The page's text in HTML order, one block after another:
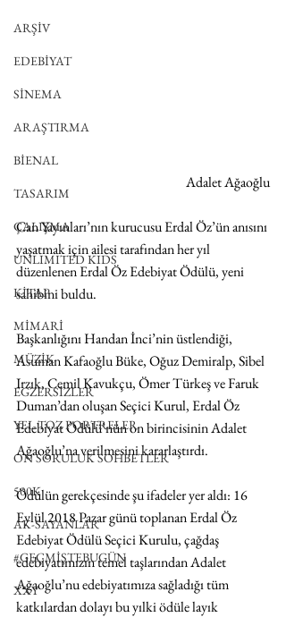
ARŞİV
EDEBİYAT
SİNEMA
ARAŞTIRMA
BİENAL
TASARIM
ÇALIŞMA
UNLIMITED KIDS
KİTAP
MİMARİ
MÜZİK
EGZERSİZLER
YEL TOZ PORTRELER
ON SORULUK SOHBETLER
500K
AK-SAYANLAR
#GEÇMİŞTEBUGÜN
XXY
Adalet Ağaoğlu
Can Yayınları’nın kurucusu Erdal Öz’ün anısını
yaşatmak için ailesi tarafından her yıl
düzenlenen Erdal Öz Edebiyat Ödülü, yeni
sahibini buldu.
Başkanlığını Handan İnci’nin üstlendiği,
Asuman Kafaoğlu Büke, Oğuz Demiralp, Sibel
Irzık, Cemil Kavukçu, Ömer Türkeş ve Faruk
Duman’dan oluşan Seçici Kurul, Erdal Öz
Edebiyat Ödülü’nün on birincisinin Adalet
Ağaoğlu’na verilmesini kararlaştırdı.
Ödülün gerekçesinde şu ifadeler yer aldı: 16
Eylül 2018 Pazar günü toplanan Erdal Öz
Edebiyat Ödülü Seçici Kurulu, çağdaş
edebiyatımızın temel taşlarından Adalet
Ağaoğlu’nu edebiyatımıza sağladığı tüm
katkılardan dolayı bu yılki ödüle layık